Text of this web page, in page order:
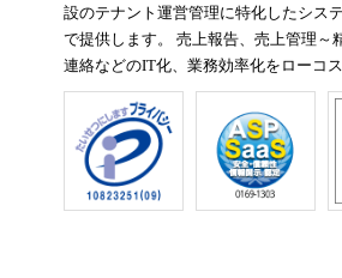
設のテナント運営管理に特化したシス
で提供します。 売上報告、売上管理～
連絡などのIT化、業務効率化をローコス